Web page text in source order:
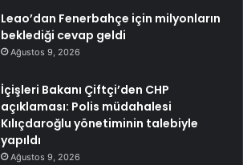
Leao’dan Fenerbahçe için milyonların
beklediği cevap geldi
Ağustos 9, 2026
İçişleri Bakanı Çiftçi’den CHP
açıklaması: Polis müdahalesi
Kılıçdaroğlu yönetiminin talebiyle
yapıldı
Ağustos 9, 2026